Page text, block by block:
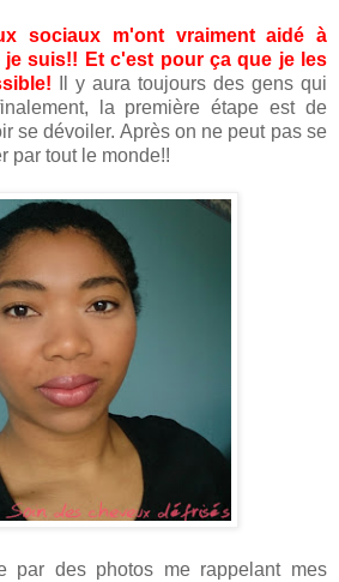
sociaux m'ont vraiment aidé à
je suis!! Et c'est pour ça que je les
Il y aura toujours des gens qui
la première étape est de
se dévoiler. Après on ne peut pas se
par tout le monde!!
par des photos me rappelant mes